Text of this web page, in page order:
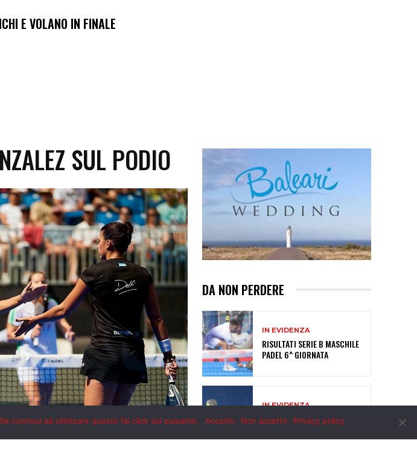
E VOLANO IN FINALE
continui ad utilizzare questo fai click sul pulsante. Accetto Non accetto Privacy policy